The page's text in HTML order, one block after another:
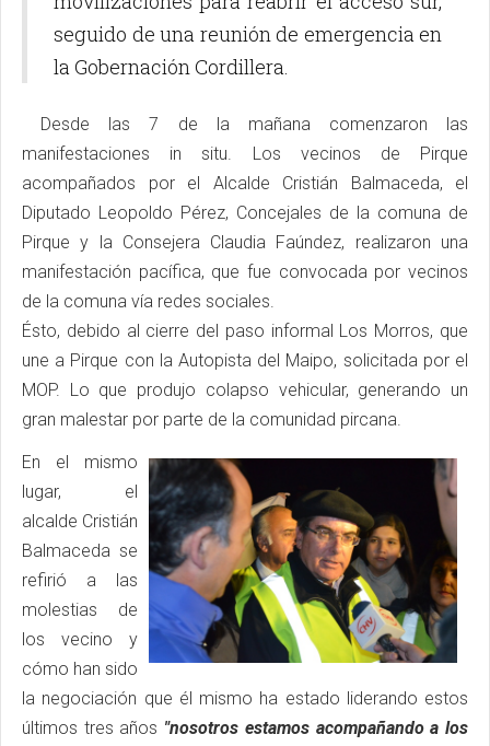
seguido de una reunión de emergencia en
la Gobernación Cordillera.
Desde las 7 de la mañana comenzaron las
manifestaciones in situ. Los vecinos de Pirque
acompañados por el Alcalde Cristián Balmaceda, el
Diputado Leopoldo Pérez, Concejales de la comuna de
Pirque y la Consejera Claudia Faúndez, realizaron una
manifestación pacífica, que fue convocada por vecinos
de la comuna vía redes sociales.
Ésto, debido al cierre del paso informal Los Morros, que
une a Pirque con la Autopista del Maipo, solicitada por el
MOP. Lo que produjo colapso vehicular, generando un
gran malestar por parte de la comunidad pircana.
En el mismo
lugar, el
alcalde Cristián
Balmaceda se
refirió a las
molestias de
los vecino y
cómo han sido
la negociación que él mismo ha estado liderando estos
últimos tres años "nosotros estamos acompañando a los